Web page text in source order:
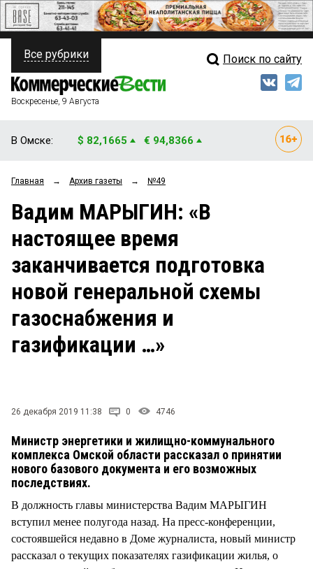
ПОЛИТИКА
ФИНАНСЫ
ОБЩЕСТВО
ЗАКОН
НОВОСТИ КОМПАНИЙ
ПРОИСШЕСТВИЯ
СТИЛЬ ЖИЗНИ
Свежий выпуск
Рейтинги
Архив
Все рубрики Поиск по сайту
Воскресенье, 9 Августа
В Омске: $ 82,1665 € 94,8366
Главная → Архив газеты → №49
Вадим МАРЫГИН: «В
настоящее время
заканчивается подготовка
новой генеральной схемы
газоснабжения и
газификации …»
26 декабря 2019 11:38 0 4746
Министр энергетики и жилищно-коммунального
комплекса Омской области рассказал о принятии
нового базового документа и его возможных
последствиях.
В должность главы министерства Вадим МАРЫГИН
вступил менее полугода назад. На пресс-конференции,
состоявшейся недавно в Доме журналиста, новый министр
рассказал о текущих показателях газификации жилья, о